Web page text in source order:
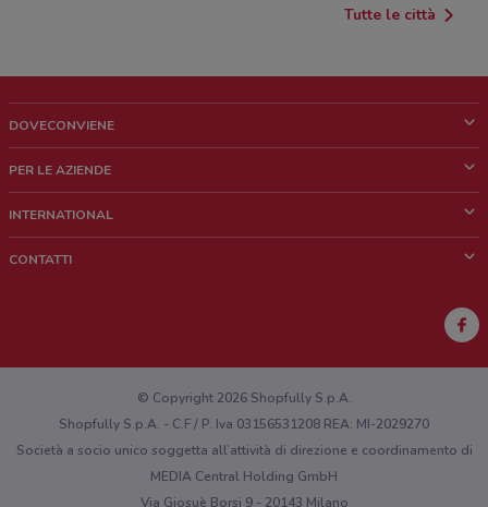
Tutte le città
DOVECONVIENE
Chi siamo
Lavora con noi
PER LE AZIENDE
Richieste commerciali e marketing
INTERNATIONAL
CONTATTI
Hai un malfunzionamento sul web o sull'app?
© Copyright 2026 Shopfully S.p.A.
Shopfully S.p.A. - C.F / P. Iva 03156531208 REA: MI-2029270
Società a socio unico soggetta all’attività di direzione e coordinamento di
MEDIA Central Holding GmbH
Via Giosuè Borsi 9 - 20143 Milano